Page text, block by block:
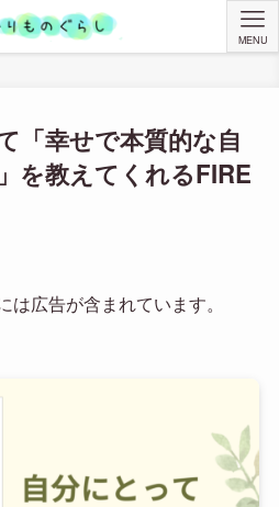
MENU
「幸せで本質的な自
を教えてくれるFIRE
は広告が含まれています。